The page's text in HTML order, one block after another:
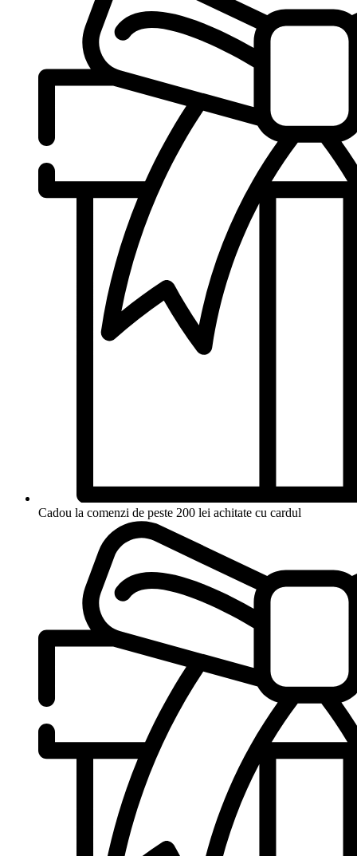
Cadou la comenzi de peste 200 lei achitate cu cardul